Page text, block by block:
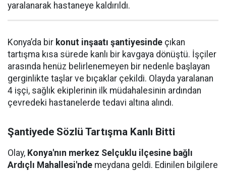
yaralanarak hastaneye kaldırıldı.
Konya’da bir konut inşaatı şantiyesinde çıkan
tartışma kısa sürede kanlı bir kavgaya dönüştü. İşçiler
arasında henüz belirlenemeyen bir nedenle başlayan
gerginlikte taşlar ve bıçaklar çekildi. Olayda yaralanan
4 işçi, sağlık ekiplerinin ilk müdahalesinin ardından
çevredeki hastanelerde tedavi altına alındı.
Şantiyede Sözlü Tartışma Kanlı Bitti
Olay, Konya'nın merkez Selçuklu ilçesine bağlı
Ardıçlı Mahallesi'nde meydana geldi. Edinilen bilgilere